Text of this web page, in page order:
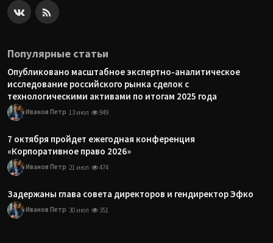
Популярные статьи
Опубликовано масштабное экспертно-аналитическое
исследование российского рынка сделок с
технологическими активами по итогам 2025 года
Иванов Петр 13 июл 949
7 октября пройдет ежегодная конференция
«Корпоративное право 2026»
Иванов Петр 21 июл 474
Задержаны глава совета директоров и гендиректор Эфко
Иванов Петр 30 июл 351